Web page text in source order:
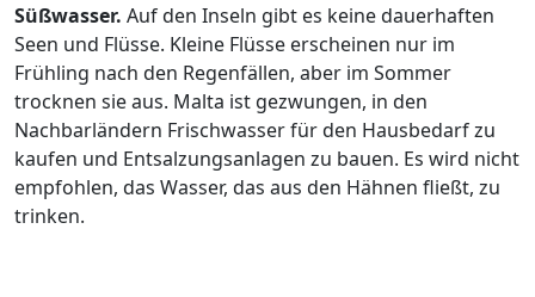
Süßwasser. Auf den Inseln gibt es keine dauerhaften
Seen und Flüsse. Kleine Flüsse erscheinen nur im
Frühling nach den Regenfällen, aber im Sommer
trocknen sie aus. Malta ist gezwungen, in den
Nachbarländern Frischwasser für den Hausbedarf zu
kaufen und Entsalzungsanlagen zu bauen. Es wird nicht
empfohlen, das Wasser, das aus den Hähnen fließt, zu
trinken.